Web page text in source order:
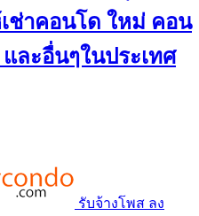
ช่าคอนโด ใหม่ คอน
ละอื่นๆในประเทศ
รับจ้างโพส ลง